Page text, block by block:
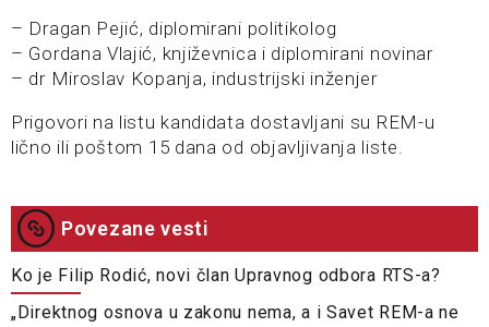
– Dragan Pejić, diplomirani politikolog
– Gordana Vlajić, književnica i diplomirani novinar
– dr Miroslav Kopanja, industrijski inženjer
Prigovori na listu kandidata dostavljani su REM-u
lično ili poštom 15 dana od objavljivanja liste.
Povezane vesti
Ko je Filip Rodić, novi član Upravnog odbora RTS-a?
„Direktnog osnova u zakonu nema, a i Savet REM-a ne